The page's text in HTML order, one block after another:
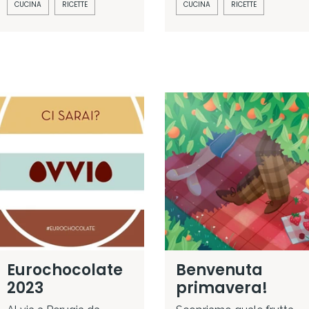
CUCINA RICETTE CUCINA RICETTE
Eurochocolate
2023
Benvenuta
primavera!